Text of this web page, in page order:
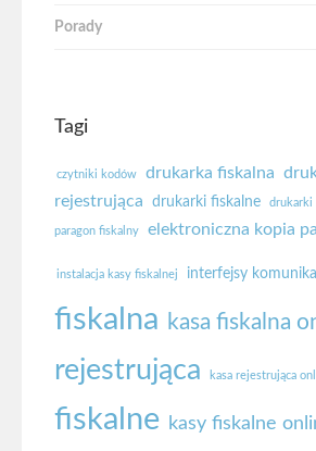
Porady
Tagi
czytniki kodów drukarka fiskalna
rejestrująca
drukarki fiskalne drukarki
paragon fiskalny elektroniczna kopia
instalacja kasy fiskalnej interfejsy
fiskalna kasa fiskalna
rejestrująca
kasa rejestrująca
fiskalne kasy fiskalne